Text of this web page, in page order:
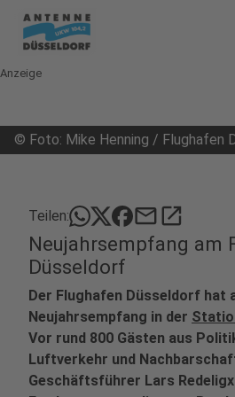
Anzeige
© Foto: Mike Henning / Flughafen
Teilen: mailopen_in_new
Neujahrsempfang am
Düsseldorf
Der Flughafen Düsseldorf hat
Neujahrsempfang in der
Vor rund 800 Gästen aus
Luftverkehr und
Geschäftsführer Lars